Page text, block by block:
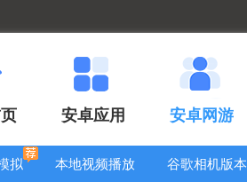
安卓应用 安卓网游
拟
本地视频播放
谷歌相机版本